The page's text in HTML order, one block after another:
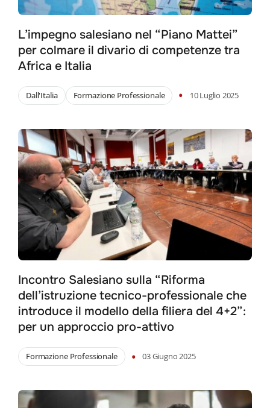
L’impegno salesiano nel “Piano Mattei”
per colmare il divario di competenze tra
Africa e Italia
Dall'Italia Formazione Professionale • 10 Luglio 2025
Incontro Salesiano sulla “Riforma
dell’istruzione tecnico-professionale che
introduce il modello della filiera del 4+2”:
per un approccio pro-attivo
Formazione Professionale • 03 Giugno 2025